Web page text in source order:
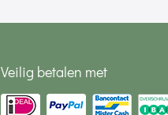
Veilig betalen met